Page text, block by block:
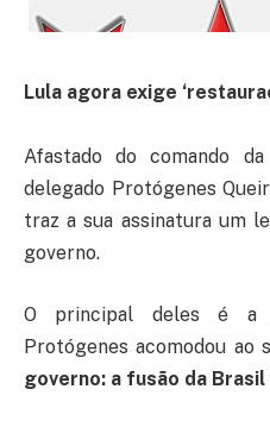
Lula agora exige
Afastado do comando da
delegado Protógenes
traz a sua assinatura um
governo.
O principal deles é a
Protógenes acomodou ao
governo: a fusão da Brasil